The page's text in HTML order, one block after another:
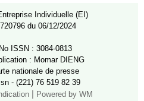
Individuelle (EI)
du 06/12/2024
ISSN : 3084-0813
: Momar DIENG
nationale de presse
- (221) 76 519 82 39
| Powered by WM